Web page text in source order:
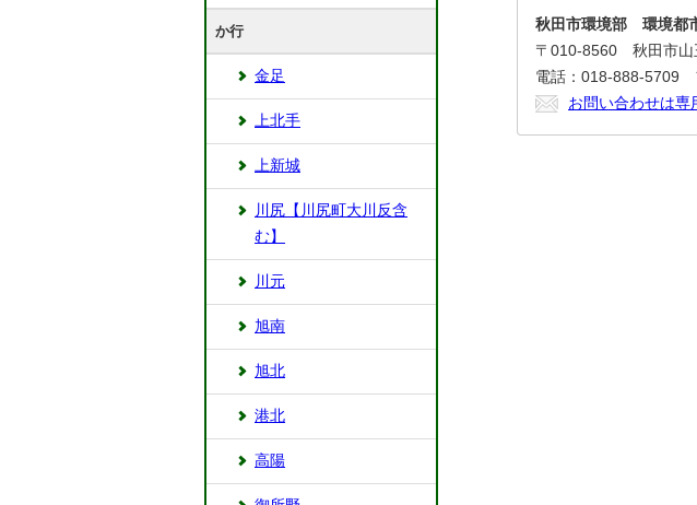
秋田市環境部 環境都
〒010-8560 秋田市
電話：018-888-5709
お問い合わせは専
か行
金足
上北手
上新城
川尻【川尻町大川反含
む】
川元
旭南
旭北
港北
高陽